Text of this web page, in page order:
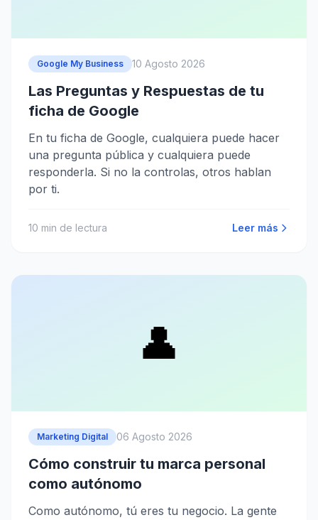
Google My Business 10 Agosto 2026
Las Preguntas y Respuestas de tu
ficha de Google
En tu ficha de Google, cualquiera puede hacer
una pregunta pública y cualquiera puede
responderla. Si no la controlas, otros hablan
por ti.
10 min de lectura Leer más
👤
Marketing Digital 06 Agosto 2026
Cómo construir tu marca personal
como autónomo
Como autónomo, tú eres tu negocio. La gente